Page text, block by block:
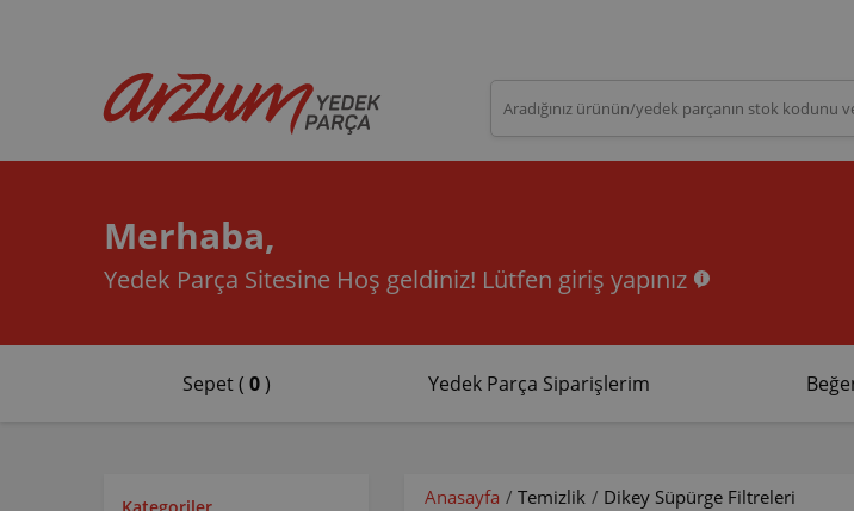
Merhaba,
Yedek Parça Sitesine Hoş geldiniz! Lütfen giriş yapınız
Sepet ( 0) Yedek Parça Siparişlerim
Anasayfa / Temizlik / Dikey Süpürge Filtreleri